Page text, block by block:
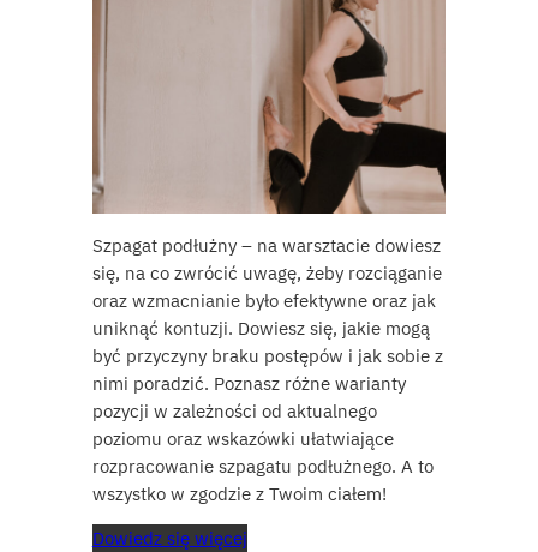
Szpagat podłużny – na warsztacie dowiesz
się, na co zwrócić uwagę, żeby rozciąganie
oraz wzmacnianie było efektywne oraz jak
uniknąć kontuzji. Dowiesz się, jakie mogą
być przyczyny braku postępów i jak sobie z
nimi poradzić. Poznasz różne warianty
pozycji w zależności od aktualnego
poziomu oraz wskazówki ułatwiające
rozpracowanie szpagatu podłużnego. A to
wszystko w zgodzie z Twoim ciałem!
Dowiedz się więcej